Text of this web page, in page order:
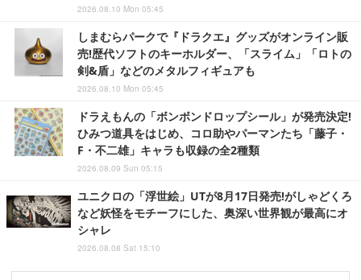
2026.08.10 Mon 05:45
しまむらパークで『ドラクエ』グッズがオンライン販
売!歴代ソフトのキーホルダー、「スライム」「ロトの
剣&盾」などのメタルフィギュアも
2026.08.10 Mon 05:45
ドラえもんの「ボンボンドロップシール」が発売決定!
ひみつ道具をはじめ、コロ助やパーマンたち「藤子・
F・不二雄」キャラも収録の全2種類
2026.08.09 Sun 05:15
ユニクロの「浮世絵」UTが8月17日発売!がしゃどくろ
など妖怪をモチーフにした、奥深い世界観が最高にオ
シャレ
2026.08.08 Sat 15:10